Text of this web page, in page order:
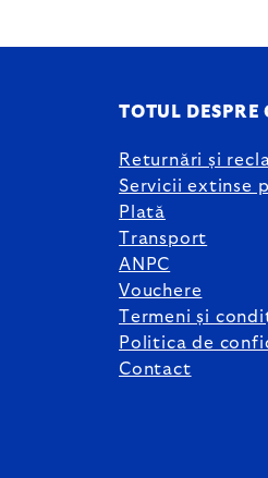
TOTUL DESPRE
Returnări și
Servicii extinse
Plată
Transport
ANPC
Vouchere
Termeni și
Politica de
Contact